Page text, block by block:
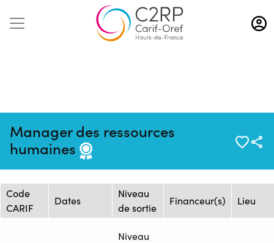
Aller
au
contenu
Manager des ressources
humaines
07/08/2026
ONISEP_2598673F
ONISEP
Session de formation
Code
CARIF
Dates
Niveau
de sortie
Financeur(s) Lieu
Niveau